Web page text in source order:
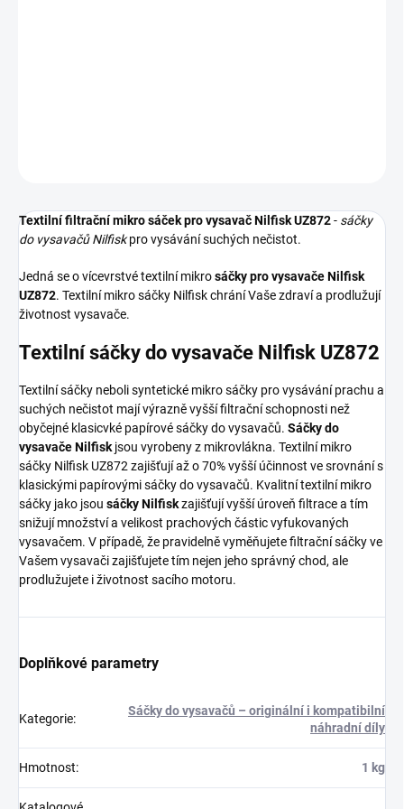
Textilní filtrační mikro sáček pro vysavač Nilfisk UZ872- sáčky
do vysavačů Nilfiskpro vysávání suchých nečistot.
Jedná se o vícevrstvé textilní mikrosáčky pro vysavače Nilfisk
UZ872. Textilní mikro sáčky Nilfisk chrání Vaše zdraví a prodlužují
životnost vysavače.
Textilní sáčky do vysavače Nilfisk UZ872
Textilní sáčky neboli syntetické mikro sáčky pro vysávání prachu a
suchých nečistot mají výrazně vyšší filtrační schopnosti než
obyčejné klasicvké papírové sáčky do vysavačů. Sáčky do
vysavače Nilfisk jsou vyrobeny z mikrovlákna. Textilní mikro
sáčky Nilfisk UZ872 zajišťují až o 70% vyšší účinnost ve srovnání s
klasickými papírovými sáčky do vysavačů. Kvalitní textilní mikro
sáčky jako jsou sáčky Nilfiskzajišťují vyšší úroveň filtrace a tím
snižují množství a velikost prachových částic vyfukovaných
vysavačem. V případě, že pravidelně vyměňujete filtrační sáčky ve
Vašem vysavači zajišťujete tím nejen jeho správný chod, ale
prodlužujete i životnost sacího motoru.
Doplňkové parametry
Kategorie:
Sáčky do vysavačů – originální i kompatibilní
náhradní díly
Hmotnost: 1 kg